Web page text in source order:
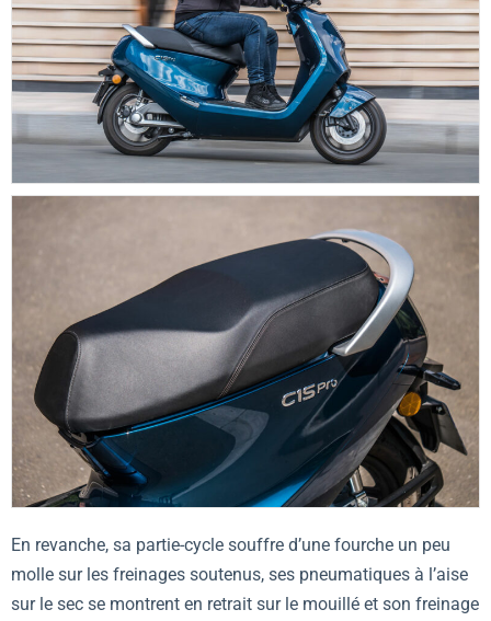
En revanche, sa partie-cycle souffre d’une fourche un peu
molle sur les freinages soutenus, ses pneumatiques à l’aise
sur le sec se montrent en retrait sur le mouillé et son freinage